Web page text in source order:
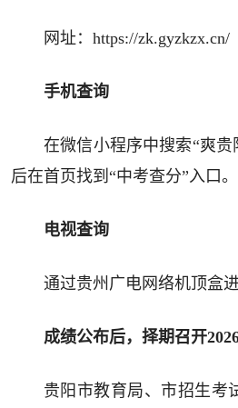
网址：https://zk.gyzkzx.cn/
手机查询
在微信小程序中搜索“爽贵
后在首页找到“中考查分”入口。
电视查询
通过贵州广电网络机顶盒
成绩公布后，择期召开
贵阳市教育局、市招生考